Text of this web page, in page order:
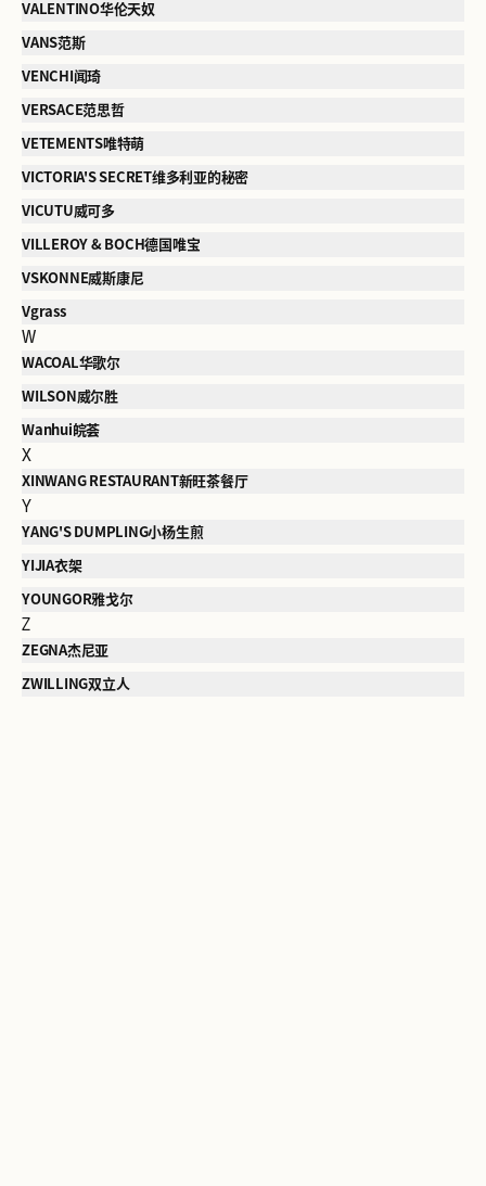
VALENTINO华伦天奴
VANS范斯
VENCHI闻琦
VERSACE范思哲
VETEMENTS唯特萌
VICTORIA'S SECRET维多利亚的秘密
VICUTU威可多
VILLEROY & BOCH德国唯宝
VSKONNE威斯康尼
Vgrass
W
WACOAL华歌尔
WILSON威尔胜
Wanhui皖荟
X
XINWANG RESTAURANT新旺茶餐厅
Y
YANG'S DUMPLING小杨生煎
YIJIA衣架
YOUNGOR雅戈尔
Z
ZEGNA杰尼亚
ZWILLING双立人